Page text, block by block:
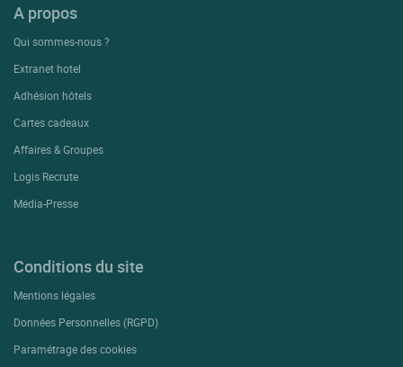
A propos
Qui sommes-nous ?
Extranet hotel
Adhésion hôtels
Cartes cadeaux
Affaires & Groupes
Logis Recrute
Média-Presse
Conditions du site
Mentions légales
Données Personnelles (RGPD)
Paramétrage des cookies